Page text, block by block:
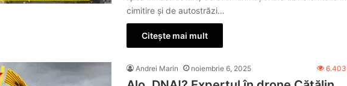
cimitire și de autostrăzi…
Citește mai mult
Andrei Marin noiembrie 6, 2025 6.403